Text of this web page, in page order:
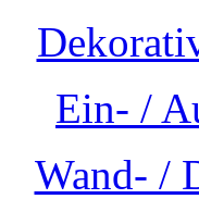
Ein- /
Wand- /